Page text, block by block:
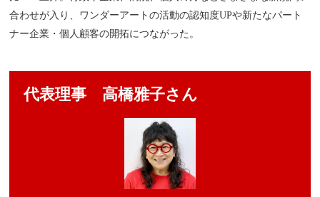
合わせが入り、ワンダーアートの活動の認知度UPや新たなパート
ナー企業・個人顧客の開拓につながった。
代表理事 高橋雅子さん